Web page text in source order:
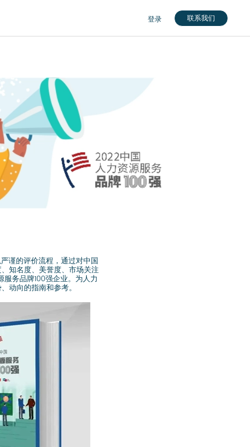
(English)
(Русский)
Kingdom (English)
(Türkçe)
(Français)
(English)
登录 联系我们
谨的评价流程，通过对中国
知名度、美誉度、市场关注
务品牌100强企业。为人力
动向的指南和参考。